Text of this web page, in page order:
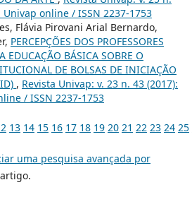
Univap online / ISSN 2237-1753
Flávia Pirovani Arial Bernardo,
PERCEPÇÕES DOS PROFESSORES
EDUCAÇÃO BÁSICA SOBRE O
DE BOLSAS DE INICIAÇÃO
, Revista Univap: v. 23 n. 43 (2017):
/ ISSN 2237-1753
13 14 15 16 17 18 19 20 21 22 23 24 25
uma pesquisa avançada por